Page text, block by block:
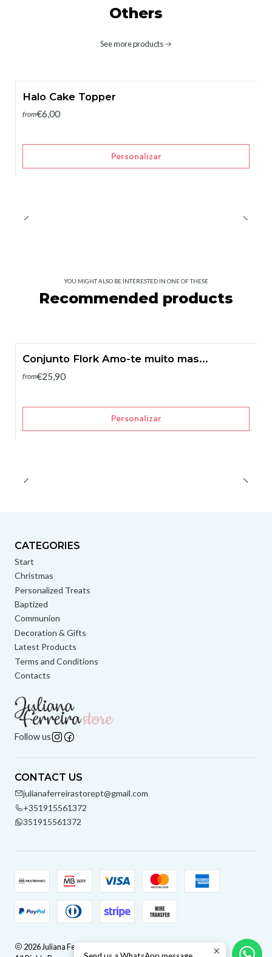
Others
See more products
Halo Cake Topper
from€6,00
Personalizar
YOU MIGHT ALSO BE INTERESTED IN ONE OF THESE
Recommended products
Conjunto Flork Amo-te muito mas...
from€25,90
Personalizar
CATEGORIES
Start
Christmas
Personalized Treats
Baptized
Communion
Decoration & Gifts
Latest Products
Terms and Conditions
Contacts
Follow us
CONTACT US
julianaferreirastorept@gmail.com
+351915561372
351915561372
2026 Juliana Ferreira Store.